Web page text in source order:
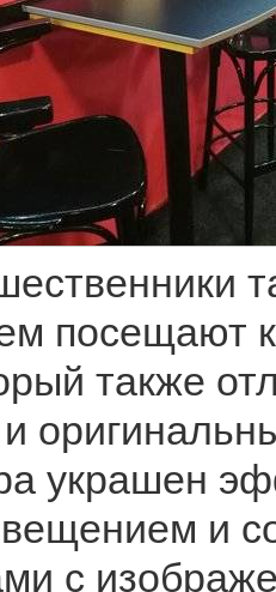
посещают
также
и
украшен
и
с